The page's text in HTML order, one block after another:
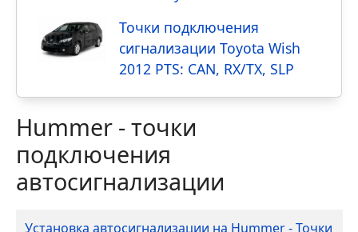
Точки подключения
сигнализации Toyota Wish
2012 PTS: CAN, RX/TX, SLP
Hummer - точки
подключения
автосигнализации
Заголовок
Установка автосигнализации на Hummer - Точки